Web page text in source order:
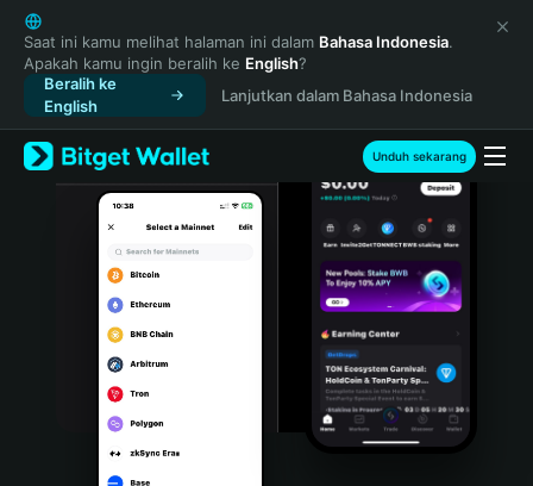
English
日本語
Tiếng Việt
Русский
Español (Latinoamérica)
Türkçe
Italiano
Português (Portugal)
Bahasa Indonesia
Saat ini kamu melihat halaman ini dalam Bahasa Indonesia.
Apakah kamu ingin beralih ke English?
Beralih ke
English
Lanjutkan dalam Bahasa Indonesia
Unduh sekarang